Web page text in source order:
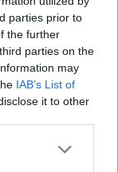
parties prior to
the further
parties on the
may
IAB’s List of
it to other